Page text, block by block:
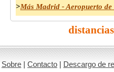
>Más Madrid - Aeropuerto
Sobre | Contacto | Descargo de